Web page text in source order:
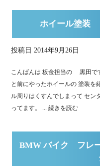
ホイール塗
投稿日 2014年9月26日
こんばんは 板金担当の 黒田
と前にやったホイールの 塗装を
ル周りはくすんでしまって セン
ってます。 ...続きを読む
BMW バイク